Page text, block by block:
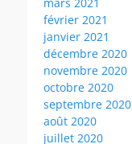
février 2021
janvier 2021
décembre 2020
novembre 2020
octobre 2020
septembre 2020
août 2020
juillet 2020